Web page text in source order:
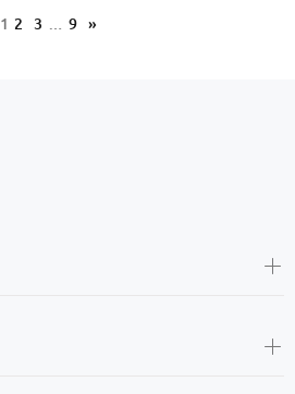
1 2 3 9 »